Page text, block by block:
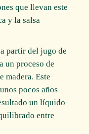
que llevan este
y la salsa
partir del jugo de
un proceso de
madera. Este
pocos años
un líquido
entre